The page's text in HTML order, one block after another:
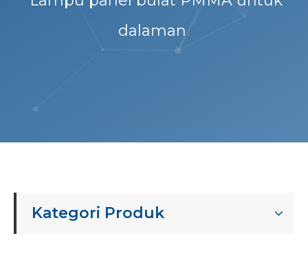
dalaman
Kategori Produk